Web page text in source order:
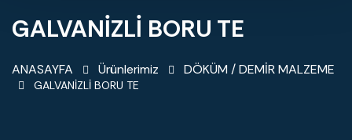
GALVANİZLİ BORU TE
ANASAYFA Ürünlerimiz DÖKÜM / DEMİR MALZEME
GALVANİZLİ BORU TE